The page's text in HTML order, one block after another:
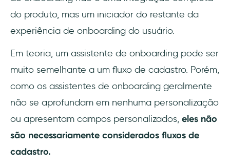
do produto, mas um iniciador do restante da
experiência de onboarding do usuário.
Em teoria, um assistente de onboarding pode ser
muito semelhante a um fluxo de cadastro. Porém,
como os assistentes de onboarding geralmente
não se aprofundam em nenhuma personalização
ou apresentam campos personalizados, eles não
são necessariamente considerados fluxos de
cadastro.